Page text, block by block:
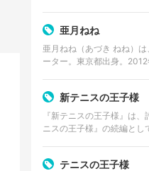
亜月ねね
亜月ねね（あづき ねね）
ーター。東京都出身。
新テニスの王子様
『新テニスの王子様』は
ニスの王子様』の続編と
テニスの王子様